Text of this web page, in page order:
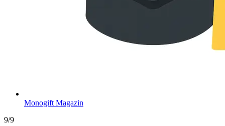
Monogift Magazin
9/9